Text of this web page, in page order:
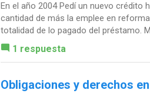
En el año 2004 Pedí un nuevo crédito
cantidad de más la emplee en
totalidad de lo pagado del préstamo.
1 respuesta
Obligaciones y derechos